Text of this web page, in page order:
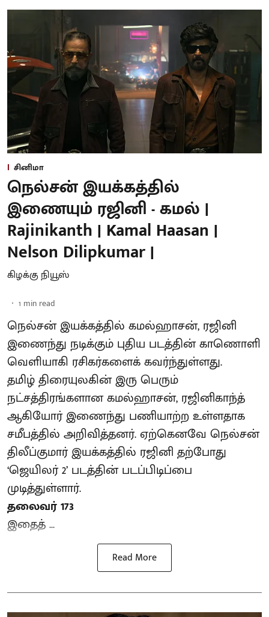
சினிமா
நெல்சன் இயக்கத்தில்
இணையும் ரஜினி - கமல் |
Rajinikanth | Kamal Haasan |
Nelson Dilipkumar |
கிழக்கு நியூஸ்
1 min read
நெல்சன் இயக்கத்தில் கமல்ஹாசன், ரஜினி
இணைந்து நடிக்கும் புதிய படத்தின் காணொளி
வெளியாகி ரசிகர்களைக் கவர்ந்துள்ளது.
தமிழ் திரையுலகின் இரு பெரும்
நட்சத்திரங்களான கமல்ஹாசன், ரஜினிகாந்த்
ஆகியோர் இணைந்து பணியாற்ற உள்ளதாக
சமீபத்தில் அறிவித்தனர். ஏற்கெனவே நெல்சன்
திலீப்குமார் இயக்கத்தில் ரஜினி தற்போது
‘ஜெயிலர் 2’ படத்தின் படப்பிடிப்பை
முடித்துள்ளார்.
தலைவர் 173
இதைத் ...
Read More